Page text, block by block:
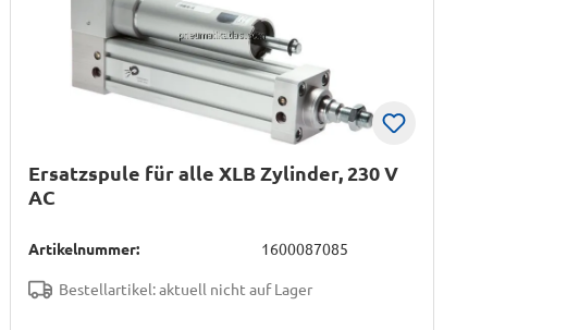
Ersatzspule für alle XLB Zylinder, 230 V
AC
Artikelnummer: 1600087085
Bestellartikel: aktuell nicht auf Lager